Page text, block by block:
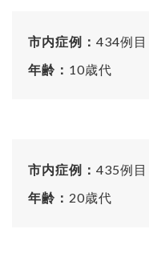
市内症例： 434例目
年齢： 10歳代
市内症例： 435例目
年齢： 20歳代